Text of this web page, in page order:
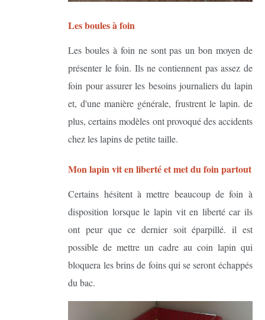
Les boules à foin
Les boules à foin ne sont pas un bon moyen de
présenter le foin. Ils ne contiennent pas assez de
foin pour assurer les besoins journaliers du lapin
et, d'une manière générale, frustrent le lapin. de
plus, certains modèles ont provoqué des accidents
chez les lapins de petite taille.
Mon lapin vit en liberté et met du foin partout
Certains hésitent à mettre beaucoup de foin à
disposition lorsque le lapin vit en liberté car ils
ont peur que ce dernier soit éparpillé. il est
possible de mettre un cadre au coin lapin qui
bloquera les brins de foins qui se seront échappés
du bac.